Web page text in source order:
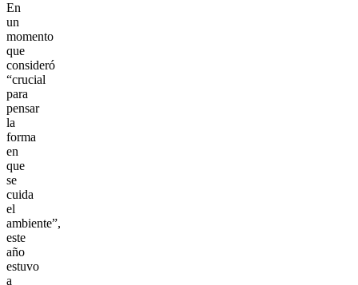
En
un
momento
que
consideró
“crucial
para
pensar
la
forma
en
que
se
cuida
el
ambiente”,
este
año
estuvo
a